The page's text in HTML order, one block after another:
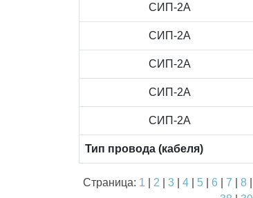
СИП-2А
СИП-2А
СИП-2А
СИП-2А
СИП-2А
Тип провода (кабеля)
Страница: 1 2 3| 4| 5| 6 7 8|